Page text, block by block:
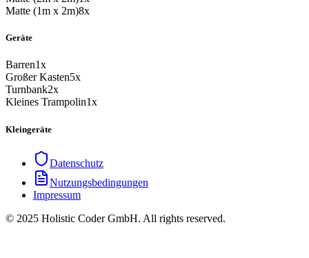
Matte (1m x 2m)8x
Geräte
Barren1x
Großer Kasten5x
Turnbank2x
Kleines Trampolin1x
Kleingeräte
Datenschutz
Nutzungsbedingungen
Impressum
© 2025 Holistic Coder GmbH. All rights reserved.